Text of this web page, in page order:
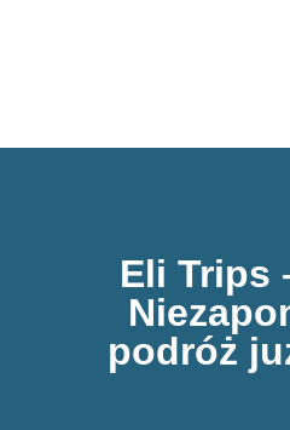
Eli Trips
podróż